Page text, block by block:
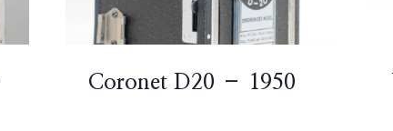
Coronet D20 – 1950